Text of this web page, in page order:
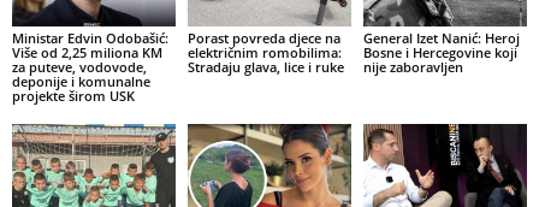
Ministar Edvin Odobašić:
Više od 2,25 miliona KM
za puteve, vodovode,
deponije i komunalne
projekte širom USK
Porast povreda djece na
električnim romobilima:
Stradaju glava, lice i ruke
General Izet Nanić: Heroj
Bosne i Hercegovine koji
nije zaboravljen